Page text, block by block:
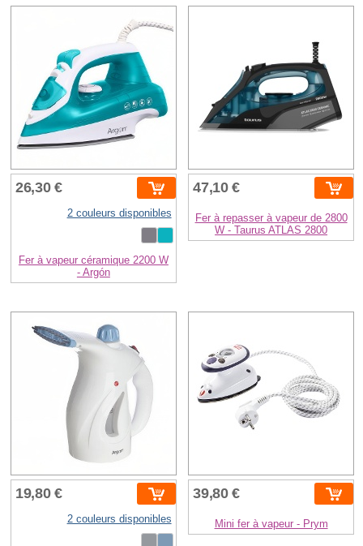
26,30 €
2 couleurs disponibles
Fer à vapeur céramique 2200 W
- Argón
47,10 €
Fer à repasser à vapeur de 2800
W - Taurus ATLAS 2800
19,80 €
2 couleurs disponibles
39,80 €
Mini fer à vapeur - Prym